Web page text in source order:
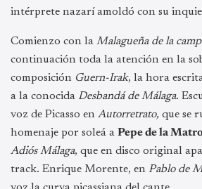
intérprete nazarí amoldó con su
Comienzo con la Malagueña de la
continuación toda la atención en la
composición Guern-Irak, la hora
a la conocida Desbandá de Málaga.
voz de Picasso en Autorretrato, que se
homenaje por soleá a Pepe de la
Adiós Málaga, que en disco original
track. Enrique Morente, en Pablo de